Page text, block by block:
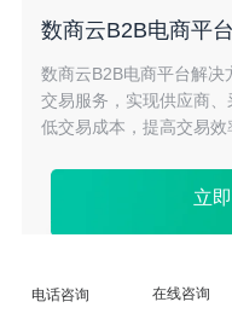
数商云B2B电商平
数商云B2B电商平台解
交易服务，实现供应商
低交易成本，提高交易效
立
<本文由数商云•云朵匠原
电话咨询 在线咨询